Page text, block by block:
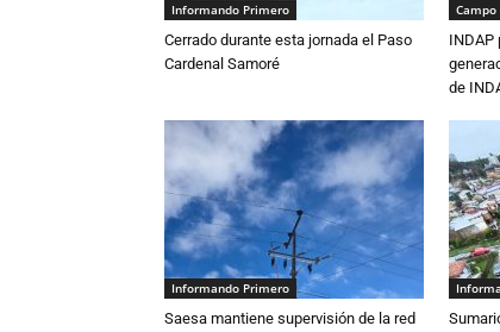
Informando Primero
Cerrado durante esta jornada el Paso
Cardenal Samoré
Campo
INDAP
de
Informando Primero
Saesa mantiene supervisión de la red